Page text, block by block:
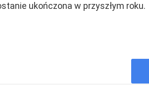
ukończona w przyszłym roku.